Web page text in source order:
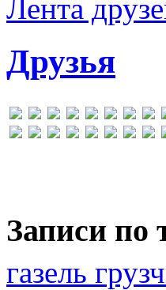
Лента
Друзья
Записи по
газель